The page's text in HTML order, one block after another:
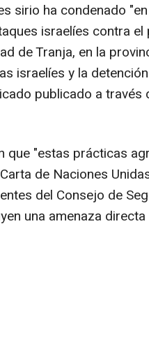
sirio ha condenado
israelíes contra el
de Tranja, en la
israelíes y la
publicado a través
que "estas prácticas
de Naciones
del Consejo de
una amenaza